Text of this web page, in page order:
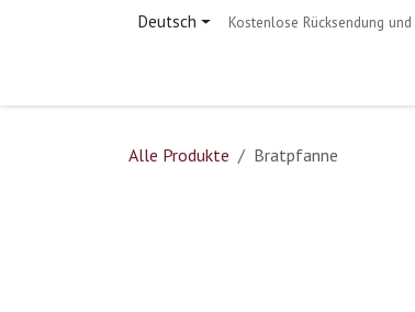
Zum Inhalt springenDeutsch Kostenlose Rücksendung
Alle Produkte Bratpfanne